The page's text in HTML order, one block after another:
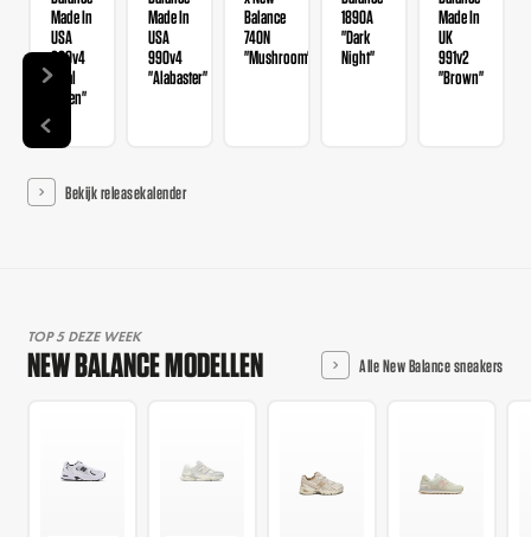
Made In
USA
990v4
"Teal
Green"
Made In
USA
990v4
"Alabaster"
Balance
740N
"Mushroom"
1890A
"Dark
Night"
Made In
UK
991v2
"Brown"
Bekijk releasekalender
TOP 5 DEZE WEEK
NEW BALANCE MODELLEN Alle New Balance sneakers